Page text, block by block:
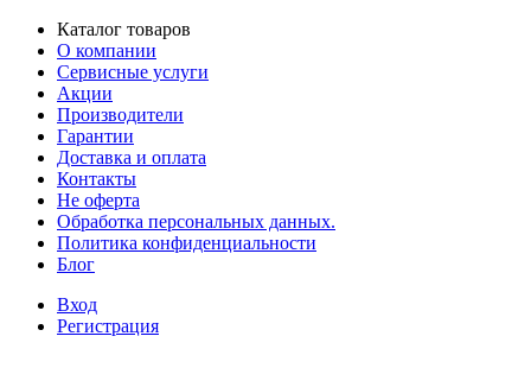
Каталог товаров
О компании
Сервисные услуги
Акции
Производители
Гарантии
Доставка и оплата
Контакты
Не оферта
Обработка персональных данных.
Политика конфиденциальности
Блог
Вход
Регистрация